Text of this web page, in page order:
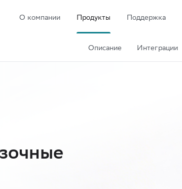
О компании Продукты Поддержка
Описание Интеграции